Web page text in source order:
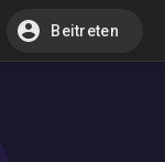
Beitreten